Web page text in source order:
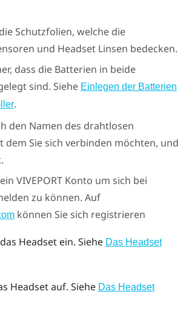
Schutzfolien, welche die
und Headset Linsen bedecken.
dass die Batterien in beide
sind. Siehe Einlegen der Batterien
.
den Namen des drahtlosen
dem Sie sich verbinden möchten, und
VIVEPORTKonto um sich bei
zu können. Auf
können Sie sich registrieren
Headset ein. Siehe Das Headset
Headset auf. Siehe Das Headset